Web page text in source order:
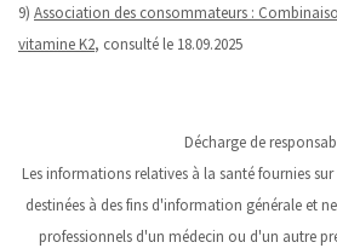
9) Association des consommateurs :
vitamine K2, consulté le 18.09.2025
Décharge de
Les informations relatives à la santé fournies
destinées à des fins d'information générale et
professionnels d'un médecin ou d'un autre